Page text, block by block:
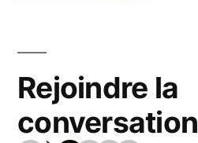
Rejoindre la
conversation